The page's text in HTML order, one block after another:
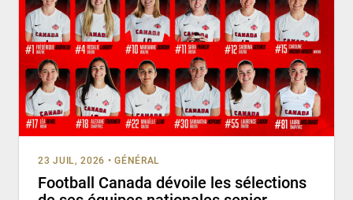
23 JUIL, 2026 • GÉNÉRAL
Football Canada dévoile les sélections